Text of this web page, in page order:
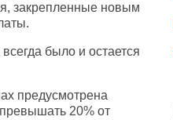
закрепленные новым
было и остается
предусмотрена
20% от